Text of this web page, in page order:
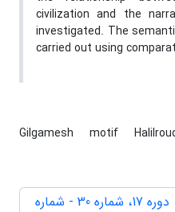
civilization and the
investigated. The
carried out using
Gilgamesh motif
دوره 17، شماره 30 - شماره